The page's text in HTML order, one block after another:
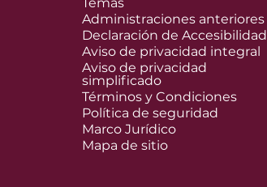
Administraciones anteriores
Declaración de Accesibilidad
Aviso de privacidad integral
Aviso de privacidad
simplificado
Términos y Condiciones
Política de seguridad
Marco Jurídico
Mapa de sitio